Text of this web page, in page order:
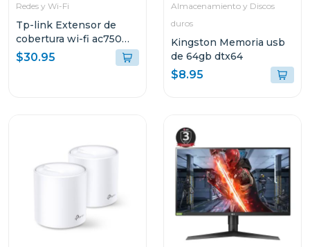
Redes y Wi-Fi
Tp-link Extensor de
cobertura wi-fi ac750
link backup re
$30.95
Almacenamiento y Discos
duros
Kingston Memoria usb
de 64gb dtx64
$8.95